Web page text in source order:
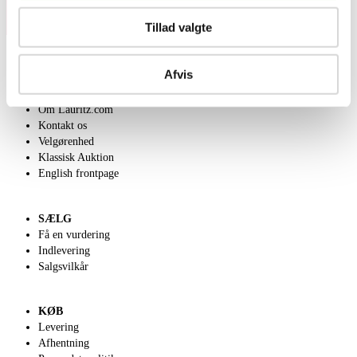
Tillad valgte
Afvis
OM OS
Om Lauritz.com
Kontakt os
Velgørenhed
Klassisk Auktion
English frontpage
SÆLG
Få en vurdering
Indlevering
Salgsvilkår
KØB
Levering
Afhentning